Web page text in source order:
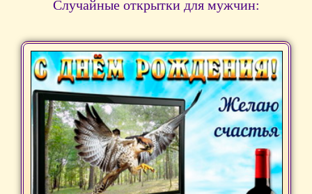
Случайные открытки для мужчин: